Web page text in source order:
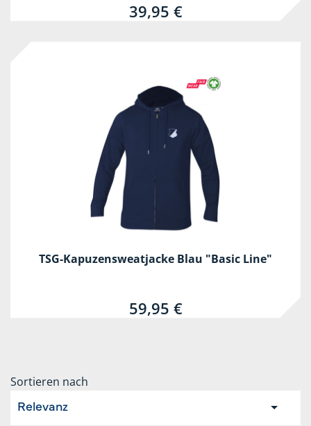
39,95 €
TSG-Kapuzensweatjacke Blau "Basic Line"
59,95 €
Sortieren nach
Relevanz